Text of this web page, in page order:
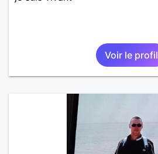
Voir le profil